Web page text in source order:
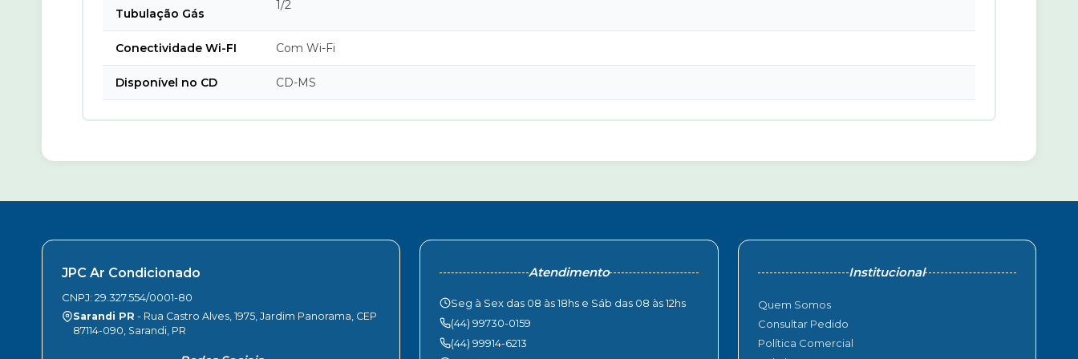
Tubulação Gás
1/2
Conectividade Wi-FI Com Wi-Fi
Disponível no CD CD-MS
JPC Ar Condicionado
CNPJ: 29.327.554/0001-80
Sarandi PR - Rua Castro Alves, 1975, Jardim Panorama, CEP
87114-090, Sarandi, PR
Atendimento
Seg à Sex das 08 às 18hs e Sáb das 08 às 12hs
(44) 99730-0159
(44) 99914-6213
Institucional
Quem Somos
Consultar Pedido
Política Comercial